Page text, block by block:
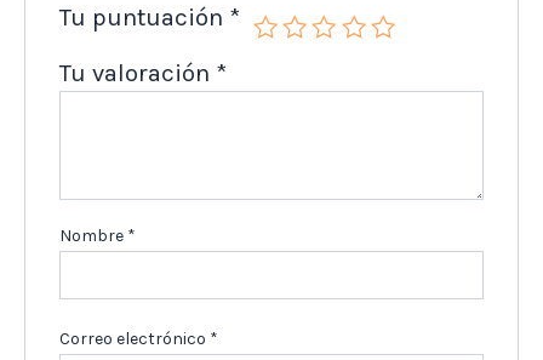
Tu puntuación *
Tu valoración *
Nombre *
Correo electrónico *